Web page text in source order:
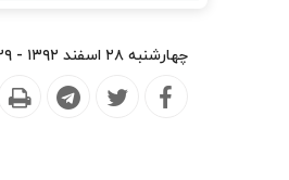
چهارشنبه ۲۸ اسفند ۱۳۹۲ - ۱۲:۲۹